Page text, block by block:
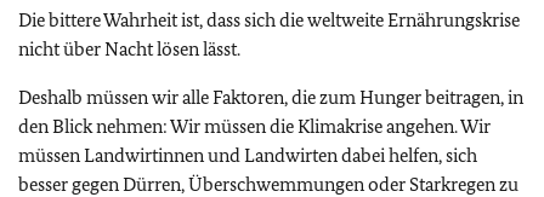
Die bittere Wahrheit ist, dass sich die weltweite Ernährungskrise
nicht über Nacht lösen lässt.
Deshalb müssen wir alle Faktoren, die zum Hunger beitragen, in
den Blick nehmen: Wir müssen die Klimakrise angehen. Wir
müssen Landwirtinnen und Landwirten dabei helfen, sich
besser gegen Dürren, Überschwemmungen oder Starkregen zu